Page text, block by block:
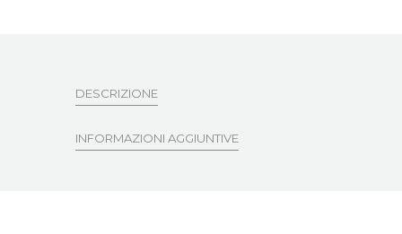
DESCRIZIONE
INFORMAZIONI AGGIUNTIVE